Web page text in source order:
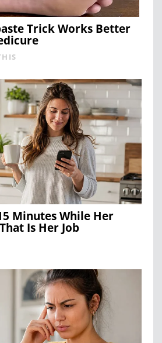
Trick Works Better
Minutes While Her
Is Her Job